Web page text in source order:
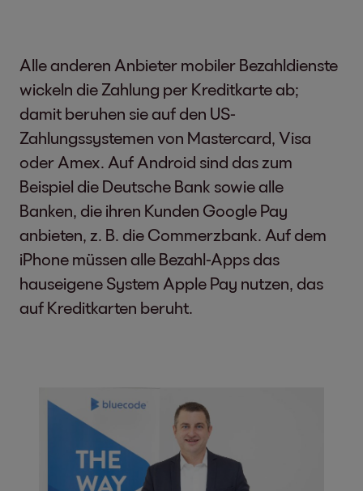
Alle anderen Anbieter mobiler Bezahldienste
wickeln die Zahlung per Kreditkarte ab;
damit beruhen sie auf den US-
Zahlungssystemen von Mastercard, Visa
oder Amex. Auf Android sind das zum
Beispiel die Deutsche Bank sowie alle
Banken, die ihren Kunden Google Pay
anbieten, z. B. die Commerzbank. Auf dem
iPhone müssen alle Bezahl-Apps das
hauseigene System Apple Pay nutzen, das
auf Kreditkarten beruht.